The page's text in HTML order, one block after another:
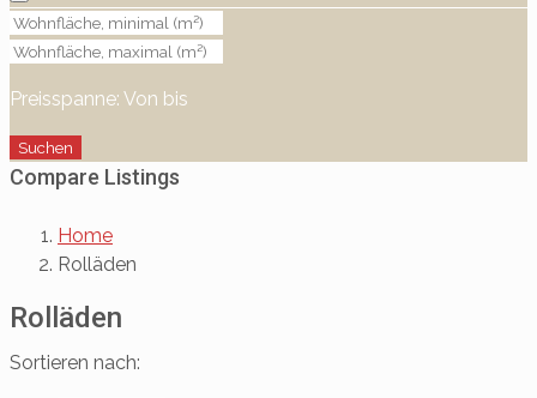
Preisspanne: Von bis
Suchen
Compare Listings
Home
Rolläden
Rolläden
Sortieren nach: